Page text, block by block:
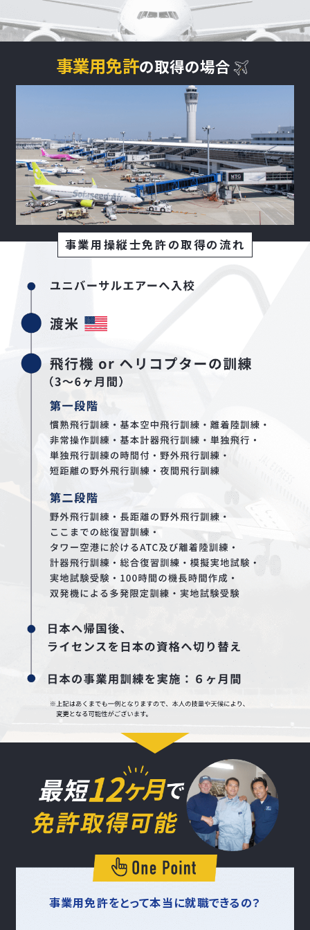
事業用免許の取得の場合
事業用操縦士免許の取得の流れ
事業用免許をとって本当に就職できるの？